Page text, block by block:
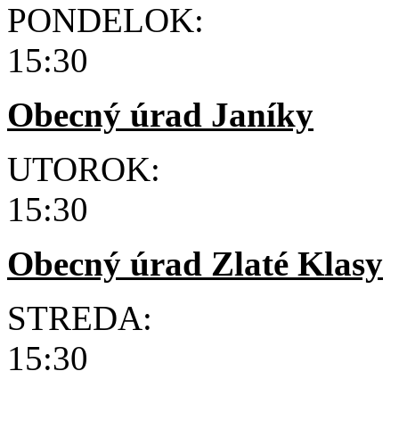
PONDELOK:
15:30
Obecný úrad Janíky
UTOROK:
15:30
Obecný úrad Zlaté Klasy
STREDA:
15:30